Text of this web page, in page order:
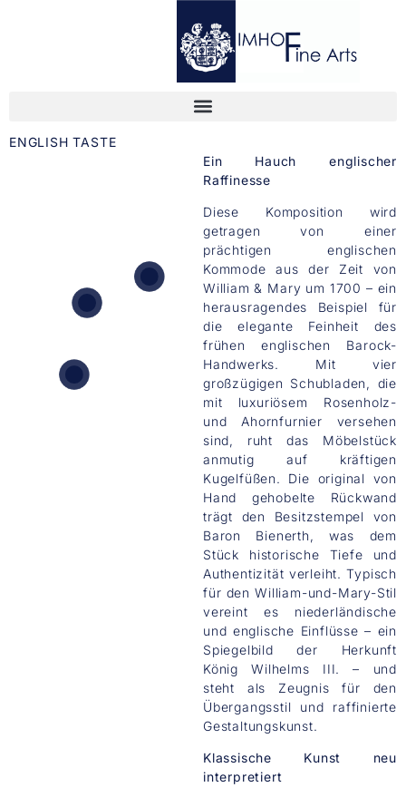
ENGLISH TASTE
BAROQUE GLASS GOBLET
ENGLISH COPPER ENGRAVING VENUS
Ein Hauch englischer
Raffinesse
Diese Komposition wird
getragen von einer
prächtigen englischen
Kommode aus der Zeit von
William & Mary um 1700 – ein
herausragendes Beispiel für
die elegante Feinheit des
frühen englischen Barock-
Handwerks. Mit vier
großzügigen Schubladen, die
mit luxuriösem Rosenholz-
und Ahornfurnier versehen
sind, ruht das Möbelstück
anmutig auf kräftigen
Kugelfüßen. Die original von
Hand gehobelte Rückwand
trägt den Besitzstempel von
Baron Bienerth, was dem
Stück historische Tiefe und
Authentizität verleiht. Typisch
für den William-und-Mary-Stil
vereint es niederländische
und englische Einflüsse – ein
Spiegelbild der Herkunft
König Wilhelms III. – und
steht als Zeugnis für den
Übergangsstil und raffinierte
Gestaltungskunst.
Klassische Kunst neu
interpretiert